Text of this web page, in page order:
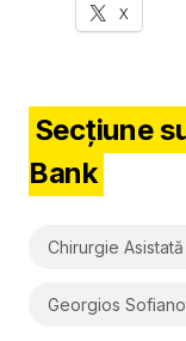
X
Secțiune
Bank
Chirurgie
Georgios